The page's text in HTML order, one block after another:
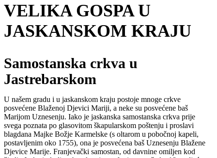
VELIKA GOSPA U
JASKANSKOM KRAJU
Samostanska crkva u
Jastrebarskom
U našem gradu i u jaskanskom kraju postoje mnoge crkve
posvećene Blaženoj Djevici Mariji, a neke su posvećene baš
Marijom Uznesenju. Iako je jaskanska samostanska crkva prije
svega poznata po glasovitom škapularskom poštenju i proslavi
blagdana Majke Božje Karmelske (s oltarom u pobočnoj kapeli,
postavljenim oko 1755), ona je posvećena baš Uznesenju Blažene
Djevice Marije. Franjevački samostan, od davnine omiljen kod